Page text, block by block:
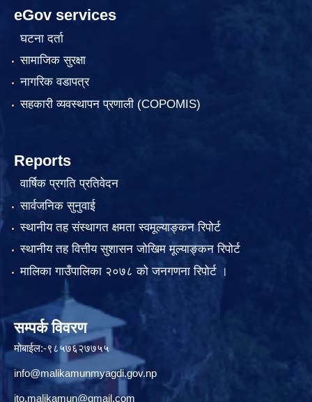
eGov services
घटना दर्ता
सामाजिक सुरक्षा
नागरिक वडापत्र
सहकारी व्यवस्थापन प्रणाली (COPOMIS)
Reports
वार्षिक प्रगति प्रतिवेदन
सार्वजनिक सुनुवाई
स्थानीय तह संस्थागत क्षमता स्वमूल्याङ्कन रिपोर्ट
स्थानीय तह वित्तीय सुशासन जोखिम मूल्याङ्कन रिपोर्ट
मालिका गाउँपालिका २०७८ को जनगणना रिपोर्ट ।
सम्पर्क विवरण
मोबाईल:-९८५७६२७७५५
info@malikamunmyagdi.gov.np
ito.malikamun@gmail.com